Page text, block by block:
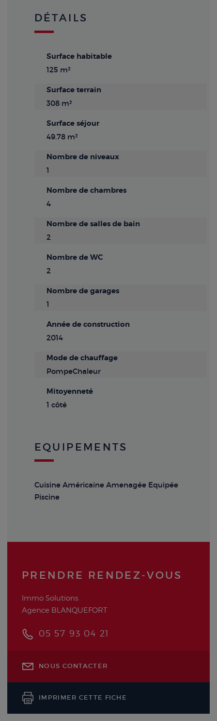
DÉTAILS
Surface habitable
125 m²
Surface terrain
308 m²
Surface séjour
49.78 m²
Nombre de niveaux
1
Nombre de chambres
4
Nombre de salles de bain
2
Nombre de WC
2
Nombre de garages
1
Année de construction
2014
Mode de chauffage
PompeChaleur
Mitoyenneté
1 côté
EQUIPEMENTS
Cuisine Américaine Amenagée Equipée
Piscine
PRENDRE RENDEZ‑VOUS
Immo Solutions
Agence BLANQUEFORT
05 57 93 04 21
NOUS CONTACTER
IMPRIMER CETTE FICHE